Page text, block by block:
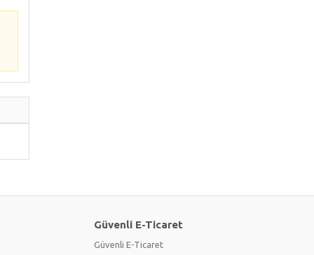
Güvenli E-Ticaret
Güvenli E-Ticaret